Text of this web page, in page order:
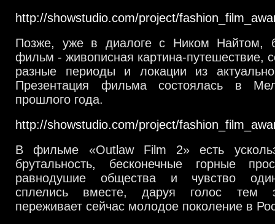
http://showstudio.com/project/
Позже, уже в диалоге с Ником Найтом,
фильм - живописная картина-путешествие,
разные периоды и локации из
Презентация фильма состоялась в
прошлого года.
http://showstudio.com/project/
В фильме «Outlaw Film 2» есть
брутальность, бесконечные горные
равнодушие общества и чувство
сплелись вместе, даруя голос тем
переживает сейчас молодое поколение в